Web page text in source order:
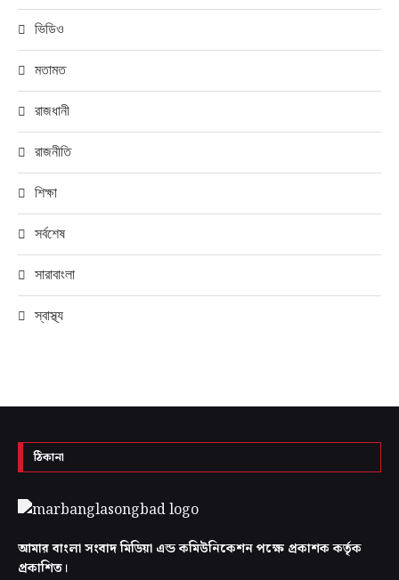
ভিডিও
মতামত
রাজধানী
রাজনীতি
শিক্ষা
সর্বশেষ
সারাবাংলা
স্বাস্থ্য
ঠিকানা
আমার বাংলা সংবাদ মিডিয়া এন্ড কমিউনিকেশন পক্ষে প্রকাশক কর্তৃক
প্রকাশিত।